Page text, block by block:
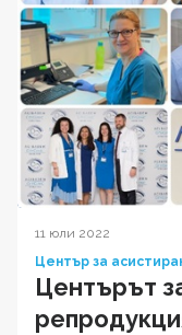
11 юли 2022
Център за
Центърът